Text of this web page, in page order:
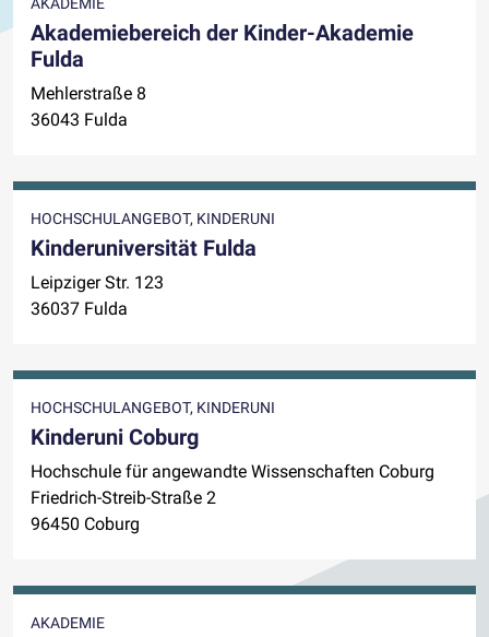
Akademiebereich der Kinder-Akademie
Fulda
Mehlerstraße 8
36043 Fulda
HOCHSCHULANGEBOT, KINDERUNI
Kinderuniversität Fulda
Leipziger Str. 123
36037 Fulda
HOCHSCHULANGEBOT, KINDERUNI
Kinderuni Coburg
Hochschule für angewandte Wissenschaften Coburg
Friedrich-Streib-Straße 2
96450 Coburg
AKADEMIE